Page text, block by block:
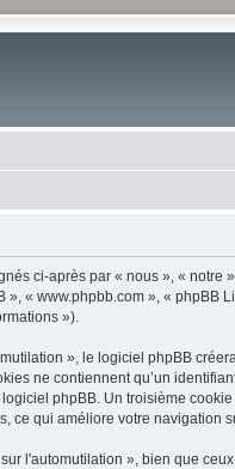
ci-après par « nous », « notre
« www.phpbb.com », « phpBB
»).
», le logiciel phpBB
ne contiennent qu’un
phpBB. Un troisième
ce qui améliore votre navigation
l'automutilation », bien que